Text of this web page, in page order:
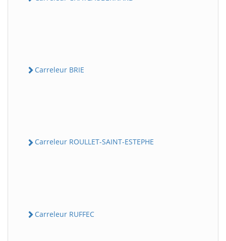
Carreleur BRIE
Carreleur ROULLET-SAINT-ESTEPHE
Carreleur RUFFEC